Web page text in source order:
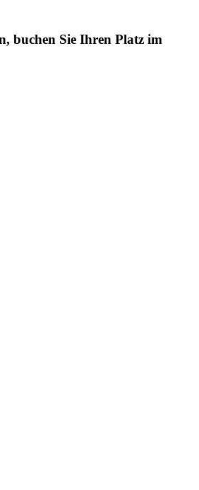
buchen Sie Ihren Platz im